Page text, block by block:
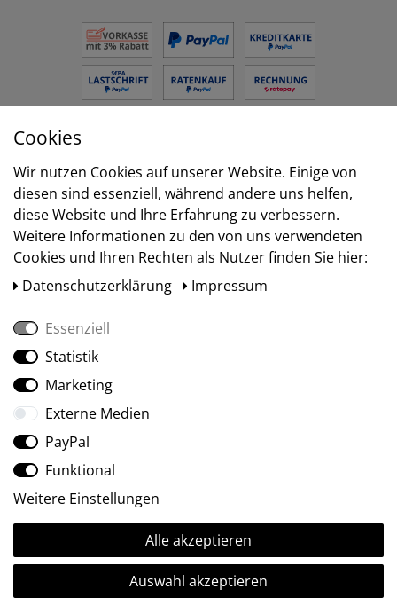
Versand
Social Media
Ⓒ2009-2026 ARTland GmbH • Alle Rechte vorbehalten.
Cookies
Wir nutzen Cookies auf unserer Website. Einige von
diesen sind essenziell, während andere uns helfen,
diese Website und Ihre Erfahrung zu verbessern.
Weitere Informationen zu den von uns verwendeten
Cookies und Ihren Rechten als Nutzer finden Sie hier:
Daten­schutz­erklärung
Impressum
Essenziell
Statistik
Marketing
Externe Medien
PayPal
Funktional
Weitere Einstellungen
Alle akzeptieren
Auswahl akzeptieren